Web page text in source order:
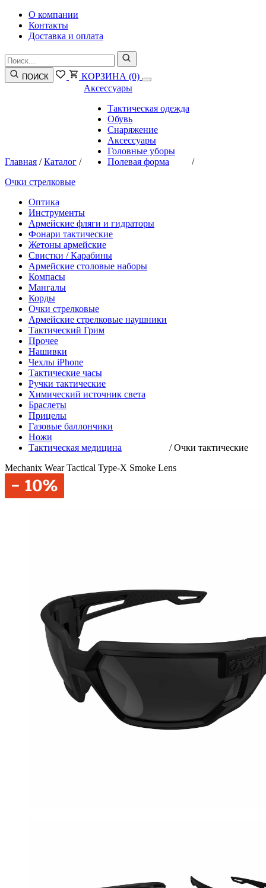
О компании
Контакты
Доставка и оплата
ПОИСК КОРЗИНА (0)
Главная /Каталог /
Аксессуары
Тактическая одежда
Обувь
Снаряжение
Аксессуары
Головные уборы
Полевая форма
/
Очки стрелковые
Оптика
Инструменты
Армейские фляги и гидраторы
Фонари тактические
Жетоны армейские
Свистки / Карабины
Армейские столовые наборы
Компасы
Мангалы
Корды
Очки стрелковые
Армейские стрелковые наушники
Тактический Грим
Прочее
Нашивки
Чехлы iPhone
Тактические часы
Ручки тактические
Химический источник света
Браслеты
Прицелы
Газовые баллончики
Ножи
Тактическая медицина
/Очки тактические
Mechanix Wear Tactical Type-X Smoke Lens